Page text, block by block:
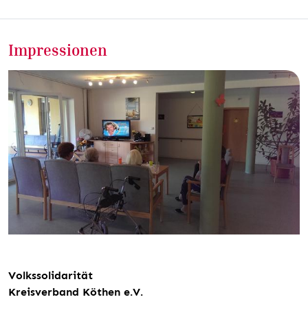
Impressionen
Volkssolidarität
Kreisverband Köthen e.V.